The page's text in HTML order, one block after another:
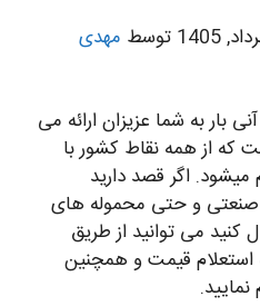
مهدی
بار به شما عزیزان ارائه می
که از همه نقاط کشور با
اگر قصد دارید
صنعتی و حتی محموله های
کنید می توانید از طریق
استعلام قیمت و همچنین
نمایید.